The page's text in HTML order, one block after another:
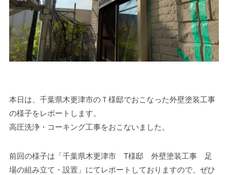
本日は、千葉県木更津市のＴ様邸でおこなった外壁塗装工事
の様子をレポートします。
高圧洗浄・コーキング工事をおこないました。
前回の様子は「千葉県木更津市 T様邸 外壁塗装工事 足
場の組み立て・設置」にてレポートしておりますので、ぜひ